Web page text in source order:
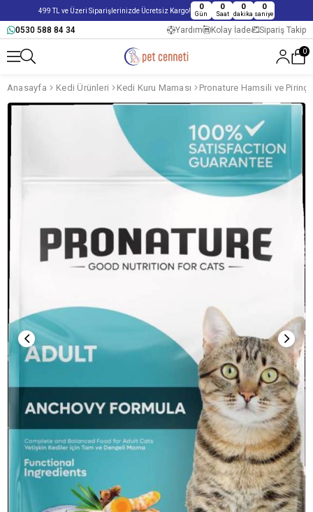
499 TL ve Üzeri Siparişlerinizde Ücretsiz Kargo! 0
Gün
0
Saat
0
dakika
0
saniye
0530 588 84 34 Yardım Kolay İade Sipariş Takip
0
Anasayfa Kedi Ürünleri Kedi Kuru Maması Pronature Hamsili ve